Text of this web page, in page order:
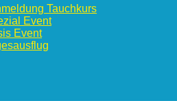
Tauchkurs
Event
Event